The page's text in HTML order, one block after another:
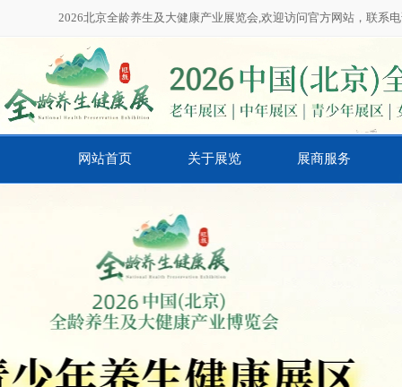
2026北京全龄养生及大健康产业展览会,欢迎访问官方网站，联系
网站首页 关于展览 展商服务